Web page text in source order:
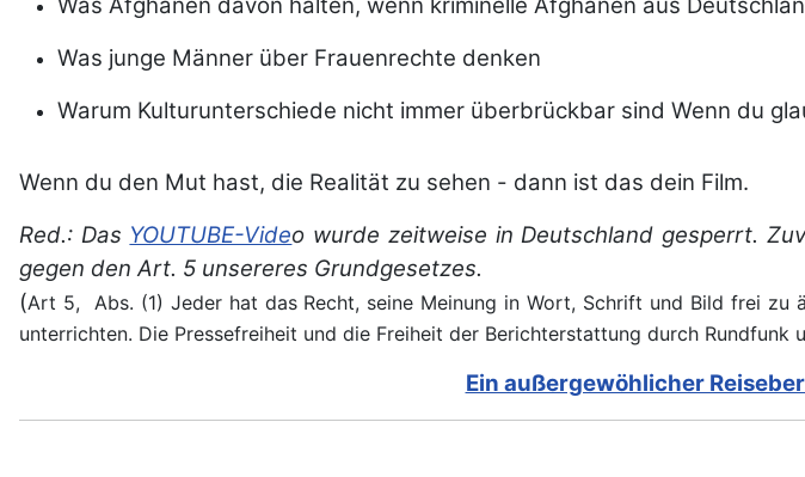
Was Afghanen davon halten, wenn kriminelle Afghanen aus
Was junge Männer über Frauenrechte denken
Warum Kulturunterschiede nicht immer überbrückbar sind Wenn du
Wenn du den Mut hast, die Realität zu sehen - dann ist das dein Film.
Red.: Das YOUTUBE-Video wurde zeitweise in Deutschland gesperrt.
gegen den Art. 5 unsereres Grundgesetzes.
(Art 5, Abs. (1) Jeder hat das Recht, seine Meinung in Wort, Schrift und Bild frei
unterrichten. Die Pressefreiheit und die Freiheit der Berichterstattung durch
Ein außergewöhlicher